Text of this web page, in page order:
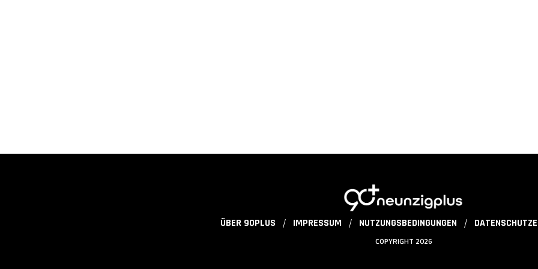
ÜBER 90PLUS IMPRESSUM NUTZUNGSBEDINGUNGEN
COPYRIGHT 2026